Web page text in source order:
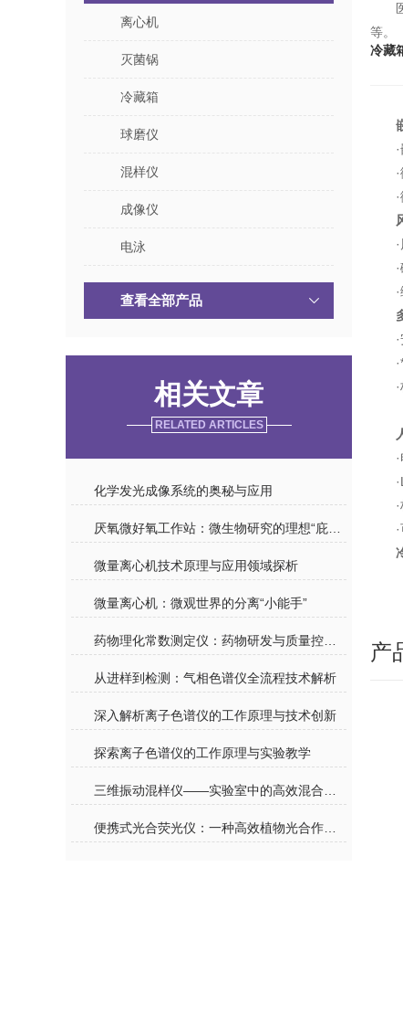
离心机
灭菌锅
冷藏箱
球磨仪
混样仪
成像仪
电泳
查看全部产品
相关文章
RELATED ARTICLES
化学发光成像系统的奥秘与应用
微量离心机技术原理与应用领域探析
微量离心机：微观世界的分离“小能手”
从进样到检测：气相色谱仪全流程技术解析
深入解析离子色谱仪的工作原理与技术创新
探索离子色谱仪的工作原理与实验教学
等。
冷藏
产